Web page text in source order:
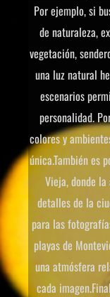
Por ejemplo, si
de naturaleza,
vegetación,
una luz natural
escenarios
personalidad.
colores y
única.También es
Vieja, donde
detalles de la
para las
playas de
una atmósfera
cada